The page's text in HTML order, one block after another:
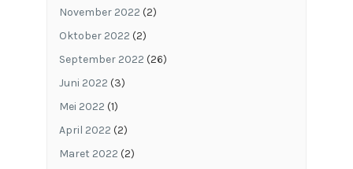
November 2022 (2)
Oktober 2022 (2)
September 2022 (26)
Juni 2022 (3)
Mei 2022 (1)
April 2022 (2)
Maret 2022 (2)